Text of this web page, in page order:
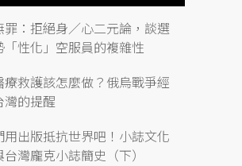
罪：拒絕身／心二元論，談選
「性化」空服員的複雜性
療救護該怎麼做？俄烏戰爭經
灣的提醒
用出版抵抗世界吧！小誌文化
灣龐克小誌簡史（下）